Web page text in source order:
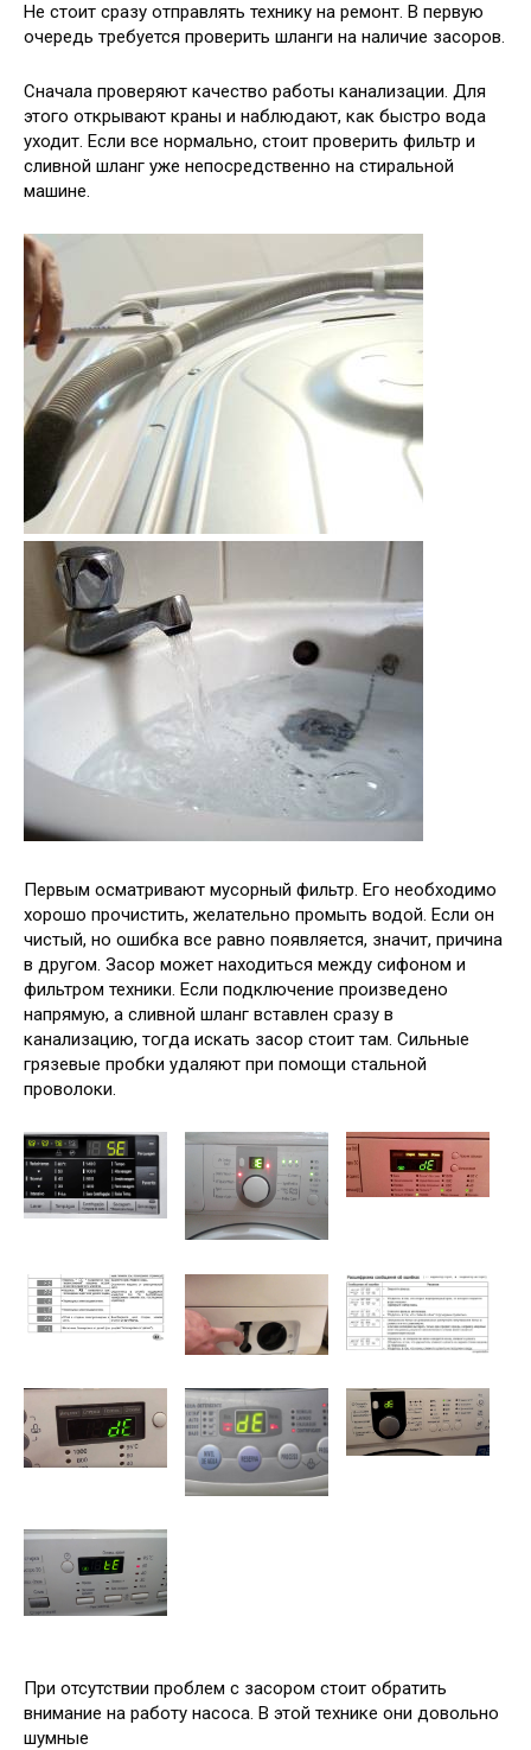
Не стоит сразу отправлять технику на ремонт. В первую
очередь требуется проверить шланги на наличие засоров.
Сначала проверяют качество работы канализации. Для
этого открывают краны и наблюдают, как быстро вода
уходит. Если все нормально, стоит проверить фильтр и
сливной шланг уже непосредственно на стиральной
машине.
Первым осматривают мусорный фильтр. Его необходимо
хорошо прочистить, желательно промыть водой. Если он
чистый, но ошибка все равно появляется, значит, причина
в другом. Засор может находиться между сифоном и
фильтром техники. Если подключение произведено
напрямую, а сливной шланг вставлен сразу в
канализацию, тогда искать засор стоит там. Сильные
грязевые пробки удаляют при помощи стальной
проволоки.
При отсутствии проблем с засором стоит обратить
внимание на работу насоса. В этой технике они довольно
шумные